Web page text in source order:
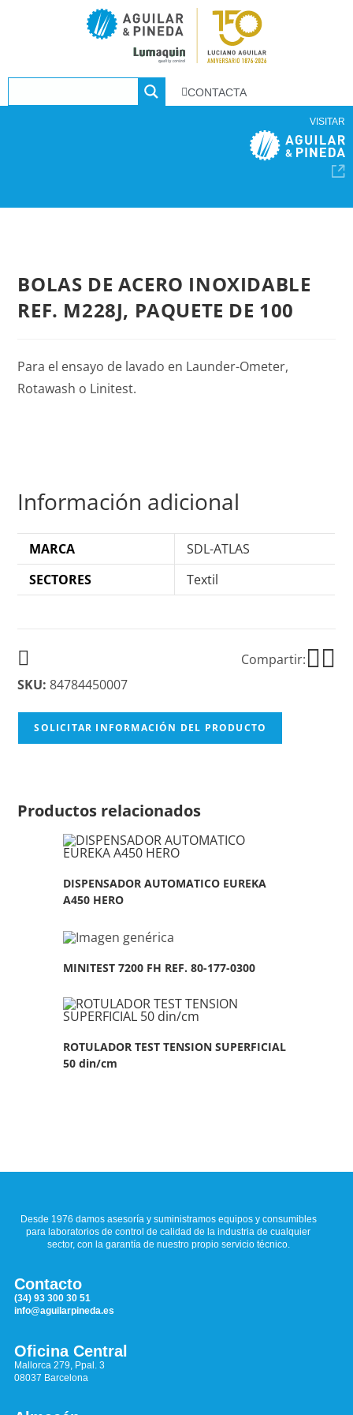
CONTACTA
VISITAR
BOLAS DE ACERO INOXIDABLE
REF. M228J, PAQUETE DE 100
Para el ensayo de lavado en Launder-Ometer,
Rotawash o Linitest.
Información adicional
MARCA
SDL-ATLAS
SECTORES
Textil
Compartir:
SKU: 84784450007
SOLICITAR INFORMACIÓN DEL PRODUCTO
Productos relacionados
DISPENSADOR AUTOMATICO EUREKA
A450 HERO
MINITEST 7200 FH REF. 80-177-0300
ROTULADOR TEST TENSION SUPERFICIAL
50 din/cm
Desde 1976 damos asesoría y suministramos equipos y consumibles
para laboratorios de control de calidad de la industria de cualquier
sector, con la garantía de nuestro propio servicio técnico.
Contacto
(34) 93 300 30 51
info@aguilarpineda.es
Oficina Central
Mallorca 279, Ppal. 3
08037 Barcelona